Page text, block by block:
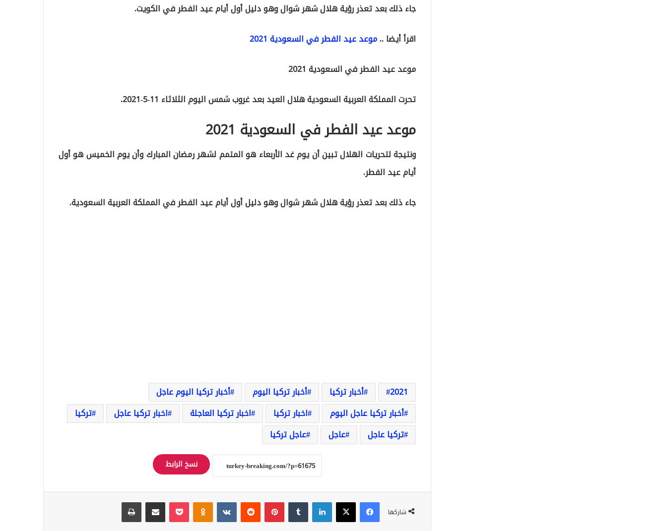
جاء ذلك بعد تعذر رؤية هلال شهر شوال وهو دليل أول أيام عيد الفطر في الكويت.
اقرأ أيضا ..موعد عيد الفطر في السعودية 2021
موعد عيد الفطر في السعودية 2021
تحرت المملكة العربية السعودية هلال العيد بعد غروب شمس اليوم الثلاثاء 11-5-2021.
موعد عيد الفطر في السعودية 2021
ونتيجة لتحريات الهلال تبين أن يوم غد الأربعاء هو المتمم لشهر رمضان المبارك وأن يوم الخميس هو أول
أيام عيد الفطر.
جاء ذلك بعد تعذر رؤية هلال شهر شوال وهو دليل أول أيام عيد الفطر في المملكة العربية السعودية.
2021 أخبار تركيا أخبار تركيا اليوم
أخبار تركيا اليوم عاجل
أخبار تركيا عاجل اليوم
اخبار تركيا اخبار تركيا العاجلة اخبار تركيا عاجل
تركيا
تركيا عاجل
عاجل عاجل تركيا
نسخ الرابط
شاركها
فيسبوك‫X لينكدإن بينتيريست Odnoklassniki
‫Pocket مشاركة عبر البريد طباعة